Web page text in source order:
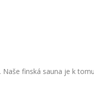
finská sauna je k